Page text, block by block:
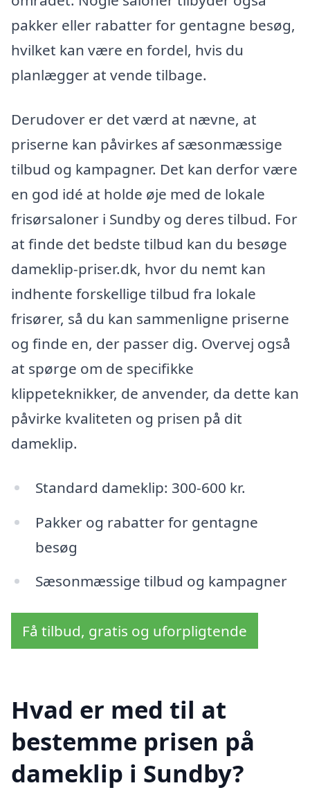
pakker eller rabatter for gentagne besøg,
hvilket kan være en fordel, hvis du
planlægger at vende tilbage.
Derudover er det værd at nævne, at
priserne kan påvirkes af sæsonmæssige
tilbud og kampagner. Det kan derfor være
en god idé at holde øje med de lokale
frisørsaloner i Sundby og deres tilbud. For
at finde det bedste tilbud kan du besøge
dameklip-priser.dk, hvor du nemt kan
indhente forskellige tilbud fra lokale
frisører, så du kan sammenligne priserne
og finde en, der passer dig. Overvej også
at spørge om de specifikke
klippeteknikker, de anvender, da dette kan
påvirke kvaliteten og prisen på dit
dameklip.
Standard dameklip: 300-600 kr.
Pakker og rabatter for gentagne
besøg
Sæsonmæssige tilbud og kampagner
Få tilbud, gratis og uforpligtende
Hvad er med til at
bestemme prisen på
dameklip i Sundby?